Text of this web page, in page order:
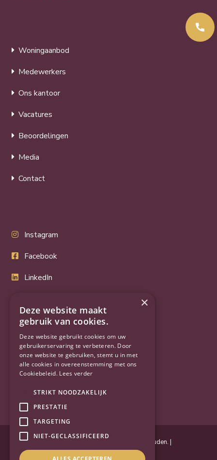
Woningaanbod
Medewerkers
Ons kantoor
Vacatures
Beoordelingen
Media
Contact
Instagram
Facebook
LinkedIn
YouTube
Powered by Alle rechten voorbehouden. |
Privacyverklaring
×
Deze website maakt
gebruik van cookies.
Deze website gebruikt cookies om uw
gebruikerservaring te verbeteren. Door
onze website te gebruiken, stemt u in met
alle cookies in overeenstemming met ons
Cookiebeleid. Lees verder
STRIKT NOODZAKELIJK
PRESTATIE
TARGETING
NIET-GECLASSIFICEERD